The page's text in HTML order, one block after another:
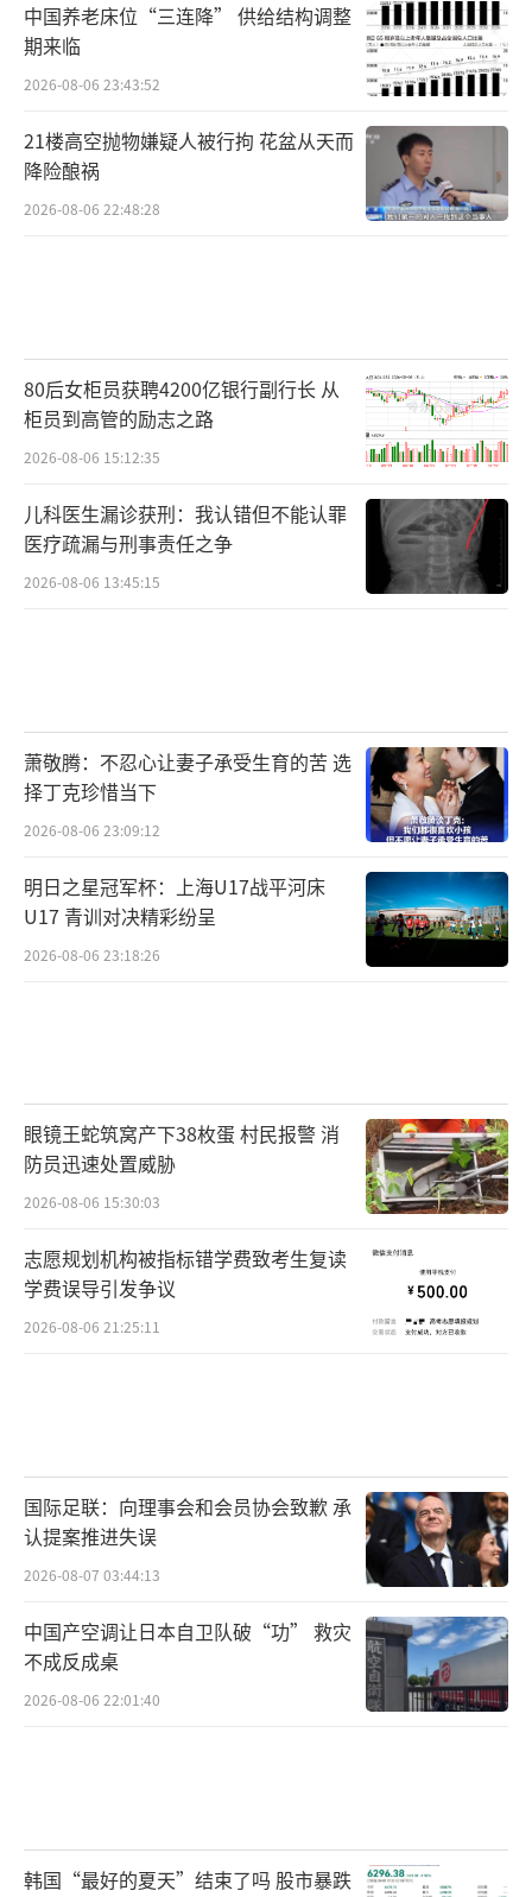
中国养老床位“三连降” 供给结构调整
期来临
2026-08-06 23:43:52
21楼高空抛物嫌疑人被行拘 花盆从天而
降险酿祸
2026-08-06 22:48:28
80后女柜员获聘4200亿银行副行长 从
柜员到高管的励志之路
2026-08-06 15:12:35
儿科医生漏诊获刑：我认错但不能认罪
医疗疏漏与刑事责任之争
2026-08-06 13:45:15
萧敬腾：不忍心让妻子承受生育的苦 选
择丁克珍惜当下
2026-08-06 23:09:12
明日之星冠军杯：上海U17战平河床
U17 青训对决精彩纷呈
2026-08-06 23:18:26
眼镜王蛇筑窝产下38枚蛋 村民报警 消
防员迅速处置威胁
2026-08-06 15:30:03
志愿规划机构被指标错学费致考生复读
学费误导引发争议
2026-08-06 21:25:11
国际足联：向理事会和会员协会致歉 承
认提案推进失误
2026-08-07 03:44:13
中国产空调让日本自卫队破“功” 救灾
不成反成桌
2026-08-06 22:01:40
韩国“最好的夏天”结束了吗 股市暴跌